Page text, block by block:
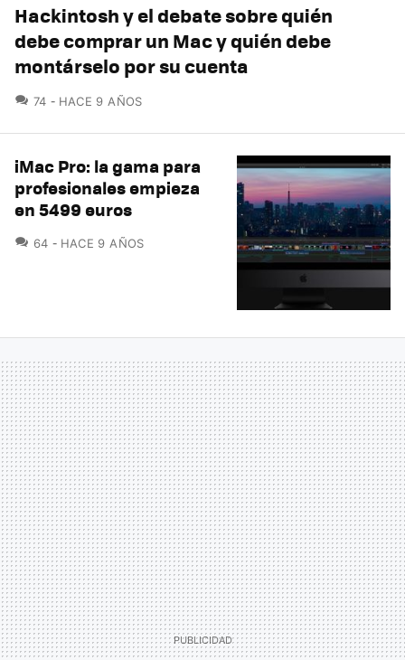
Hackintosh y el debate sobre quién
debe comprar un Mac y quién debe
montárselo por su cuenta
74 COMENTARIOS
HACE 9 AÑOS
iMac Pro: la gama para
profesionales empieza
en 5499 euros
64 COMENTARIOS
HACE 9 AÑOS